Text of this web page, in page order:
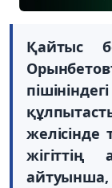
Қайтыс